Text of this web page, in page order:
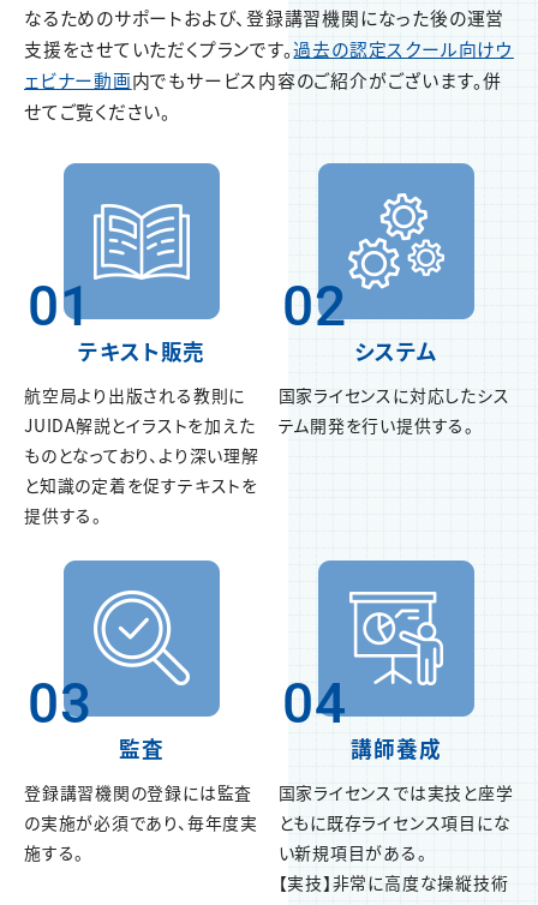
なるためのサポートおよび、登録講習機関になった後の運営
支援をさせていただくプランです。過去の認定スクール向けウ
ェビナー動画内でもサービス内容のご紹介がございます。併
せてご覧ください。
01
テキスト販売
航空局より出版される教則に
JUIDA解説とイラストを加えた
ものとなっており、より深い理解
と知識の定着を促すテキストを
提供する。
02
システム
国家ライセンスに対応したシス
テム開発を行い提供する。
03
監査
登録講習機関の登録には監査
の実施が必須であり、毎年度実
施する。
04
講師養成
国家ライセンスでは実技と座学
ともに既存ライセンス項目にな
い新規項目がある。
【実技】非常に高度な操縦技術